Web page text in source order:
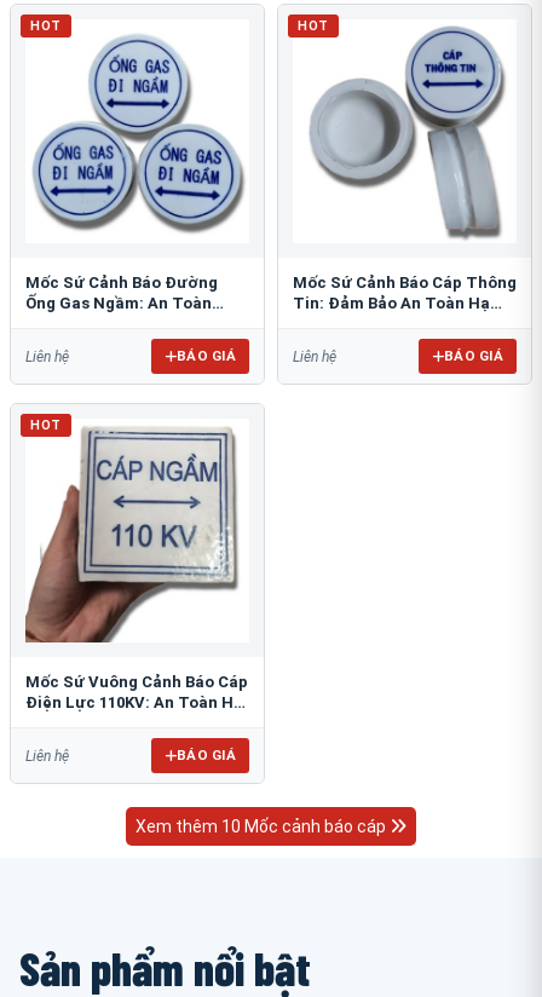
HOT
Mốc Sứ Cảnh Báo Đường
Ống Gas Ngầm: An Toàn
Liên hệ BÁO GIÁ
HOT
Mốc Sứ Cảnh Báo Cáp Thông
Tin: Đảm Bảo An Toàn Hạ
Liên hệ BÁO GIÁ
HOT
Mốc Sứ Vuông Cảnh Báo Cáp
Điện Lực 110KV: An Toàn Hệ
Liên hệ BÁO GIÁ
Xem thêm 10 Mốc cảnh báo cáp
Sản phẩm nổi bật